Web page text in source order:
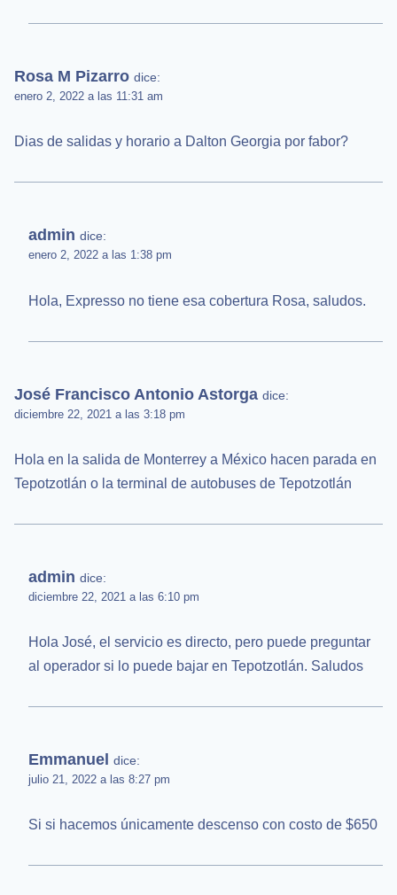
Rosa M Pizarro dice:
enero 2, 2022 a las 11:31 am
Dias de salidas y horario a Dalton Georgia por fabor?
admin dice:
enero 2, 2022 a las 1:38 pm
Hola, Expresso no tiene esa cobertura Rosa, saludos.
José Francisco Antonio Astorga dice:
diciembre 22, 2021 a las 3:18 pm
Hola en la salida de Monterrey a México hacen parada en
Tepotzotlán o la terminal de autobuses de Tepotzotlán
admin dice:
diciembre 22, 2021 a las 6:10 pm
Hola José, el servicio es directo, pero puede preguntar
al operador si lo puede bajar en Tepotzotlán. Saludos
Emmanuel dice:
julio 21, 2022 a las 8:27 pm
Si si hacemos únicamente descenso con costo de $650